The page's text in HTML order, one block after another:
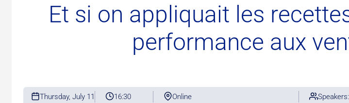
Et si on appliquait les
performance aux
Thursday, July 11 16:30 Online Speakers: